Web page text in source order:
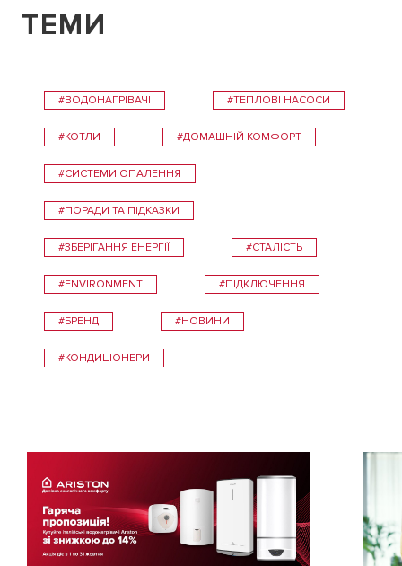
ТЕМИ
#ВОДОНАГРІВАЧІ #ТЕПЛОВІ НАСОСИ
#КОТЛИ #ДОМАШНІЙ КОМФОРТ
#СИСТЕМИ ОПАЛЕННЯ
#ПОРАДИ ТА ПІДКАЗКИ
#ЗБЕРІГАННЯ ЕНЕРГІЇ #СТАЛІСТЬ
#ENVIRONMENT #ПІДКЛЮЧЕННЯ
#БРЕНД #НОВИНИ
#КОНДИЦІОНЕРИ